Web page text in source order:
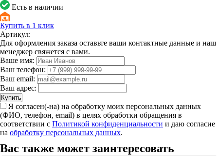
Есть в наличии
Купить в 1 клик
Артикул:
Для оформления заказа оставьте ваши контактные данные и наш
менеджер свяжется с вами.
Ваше имя:
Ваш телефон:
Ваш email:
Ваш адрес:
Купить
Я согласен(-на) на обработку моих персональных данных
(ФИО, телефон, email) в целях обработки обращения в
соответствии с Политикой конфиденциальности и даю согласие
на обработку персональных данных.
Вас также может заинтересовать